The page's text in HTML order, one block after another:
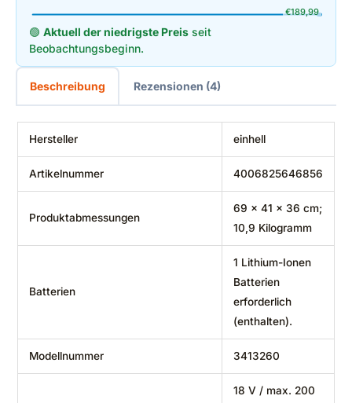
€189,99
🟢 Aktuell der niedrigste Preis seit
Beobachtungsbeginn.
Beschreibung Rezensionen (4)
Hersteller ‎einhell
Artikelnummer ‎4006825646856
Produktabmessungen
‎69 x 41 x 36 cm;
10,9 Kilogramm
Batterien
‎1 Lithium-Ionen
Batterien
erforderlich
(enthalten).
Modellnummer ‎3413260
‎18 V / max. 200